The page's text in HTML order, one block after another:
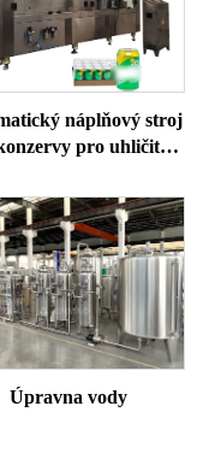
náplňový stroj
pro uhličité
Úpravna vody